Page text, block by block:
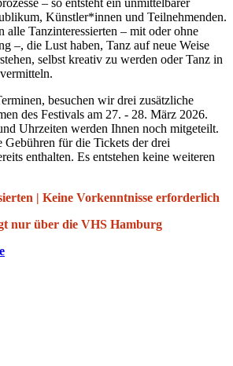
Künstler*innen und Teilnehmenden.
alle Tanzinteressierten – mit oder ohne
–, die Lust haben, Tanz auf neue Weise
selbst kreativ zu werden oder Tanz in
besuchen wir drei zusätzliche
des Festivals am 27. - 28. März 2026.
Uhrzeiten werden Ihnen noch mitgeteilt.
für die Tickets der drei
enthalten. Es entstehen keine weiteren
| Keine Vorkenntnisse erforderlich
nur über die VHS Hamburg